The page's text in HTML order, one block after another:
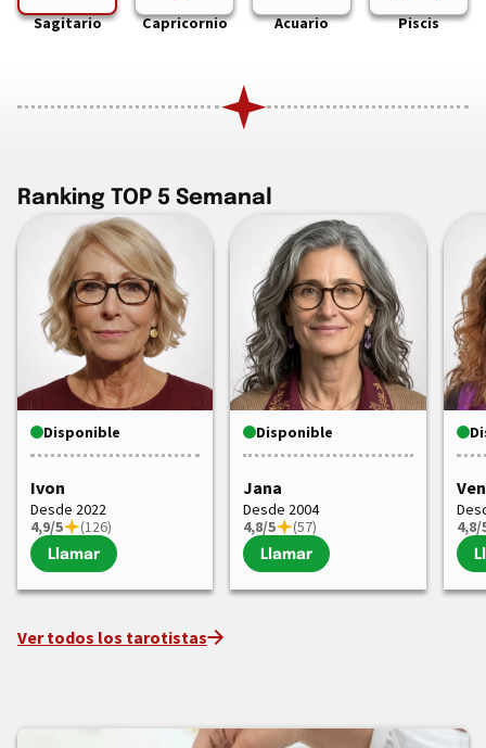
Sagitario Capricornio Acuario Piscis
Ranking TOP 5 Semanal
Disponible
Ivon
Desde 2022
4,9/5
(126)
Llamar
Disponible
Jana
Desde 2004
4,8/5
(57)
Llamar
4,8/
Ver todos los tarotistas